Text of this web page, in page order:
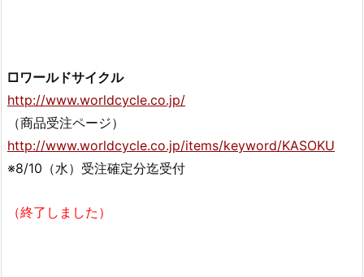
□ワールドサイクル
http://www.worldcycle.co.jp/
（商品受注ページ）
http://www.worldcycle.co.jp/items/keyword/KASOKU
※8/10（水）受注確定分迄受付
（終了しました）